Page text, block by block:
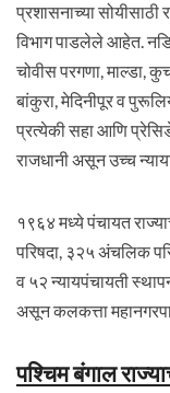
प्रशासनाच्या सोयीसाठी
विभाग पाडलेले आहेत.
चोवीस परगणा, माल्डा,
बांकुरा, मेदिनीपूर व
प्रत्येकी सहा आणि
राजधानी असून उच्च
१९६४ मध्ये पंचायत
परिषदा, ३२५ अंचलिक
व ५२ न्यायपंचायती
असून कलकत्ता
पश्चिम बंगाल